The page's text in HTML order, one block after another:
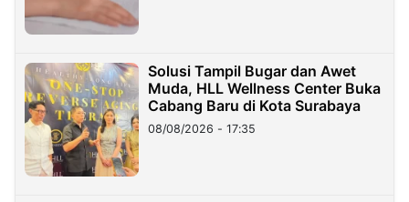
Solusi Tampil Bugar dan Awet
Muda, HLL Wellness Center Buka
Cabang Baru di Kota Surabaya
08/08/2026 - 17:35